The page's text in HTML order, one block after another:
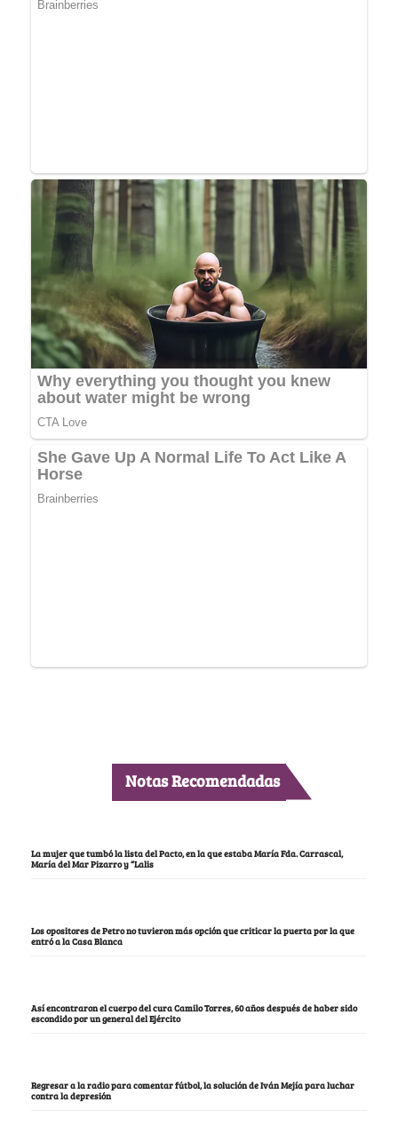
Notas Recomendadas
La mujer que tumbó la lista del Pacto, en la que estaba María Fda. Carrascal,
María del Mar Pizarro y “Lalis
Los opositores de Petro no tuvieron más opción que criticar la puerta por la que
entró a la Casa Blanca
Así encontraron el cuerpo del cura Camilo Torres, 60 años después de haber sido
escondido por un general del Ejército
Regresar a la radio para comentar fútbol, la solución de Iván Mejía para luchar
contra la depresión